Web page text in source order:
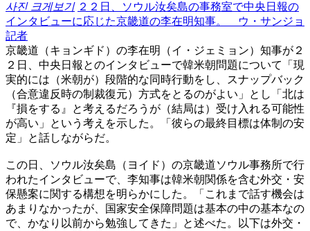
사진 크게보기 ２２日、ソウル汝矣島の事務室で中央日報の
インタビューに応じた京畿道の李在明知事。 ウ・サンジョ
記者
京畿道（キョンギド）の李在明（イ・ジェミョン）知事が２
２日、中央日報とのインタビューで韓米朝問題について「現
実的には（米朝が）段階的な同時行動をし、スナップバック
（合意違反時の制裁復元）方式をとるのがよい」とし「北は
『損をする』と考えるだろうが（結局は）受け入れる可能性
が高い」という考えを示した。「彼らの最終目標は体制の安
定」と話しながらだ。
この日、ソウル汝矣島（ヨイド）の京畿道ソウル事務所で行
われたインタビューで、李知事は韓米朝関係を含む外交・安
保懸案に関する構想を明らかにした。「これまで話す機会は
あまりなかったが、国家安全保障問題は基本の中の基本なの
で、かなり以前から勉強してきた」と述べた。以下は外交・